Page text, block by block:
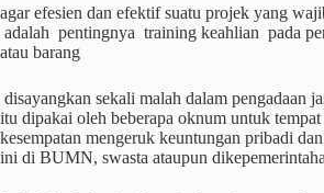
agar efesien dan efektif suatu projek yang
adalah pentingnya training keahlian pada
atau barang
disayangkan sekali malah dalam pengadaan
itu dipakai oleh beberapa oknum untuk
kesempatan mengeruk keuntungan pribadi
ini di BUMN, swasta ataupun